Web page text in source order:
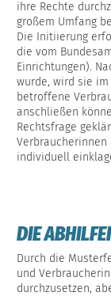
ihre Rechte
großem Umfang
Die Initiierung
die vom
Einrichtungen).
wurde, wird sie
betroffene
anschließen
Rechtsfrage
individuell
DIE
Durch die
und
durchzusetzen,